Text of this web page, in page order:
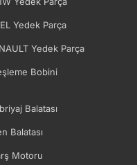
Yedek Parça
Yedek Parça
Bobini
Balatası
Balatası
Motoru